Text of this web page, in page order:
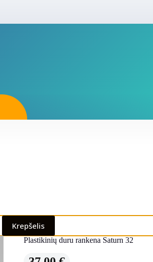
Krepšelis
Plastikinių duru rankena Saturn 32